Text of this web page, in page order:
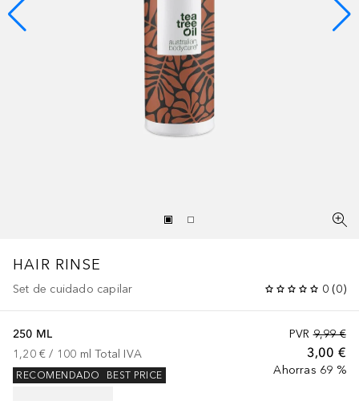
HAIR RINSE
Set de cuidado capilar 0 (0)
PVR 9,99 €
3,00 €
Ahorras 69 %
250 ML
1,20 € / 100 ml Total IVA
BEST PRICE
RECOMENDADO